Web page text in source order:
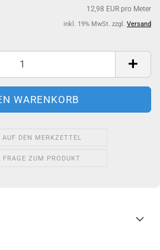
12,98 EUR pro Meter
inkl. 19% MwSt. zzgl. Versand
AUF DEN MERKZETTEL
FRAGE ZUM PRODUKT